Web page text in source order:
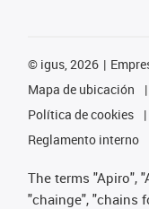
© igus, 2026
Mapa de ubicación
Política de cookies
Reglamento interno
The terms "Apiro",
"chainge", "chains